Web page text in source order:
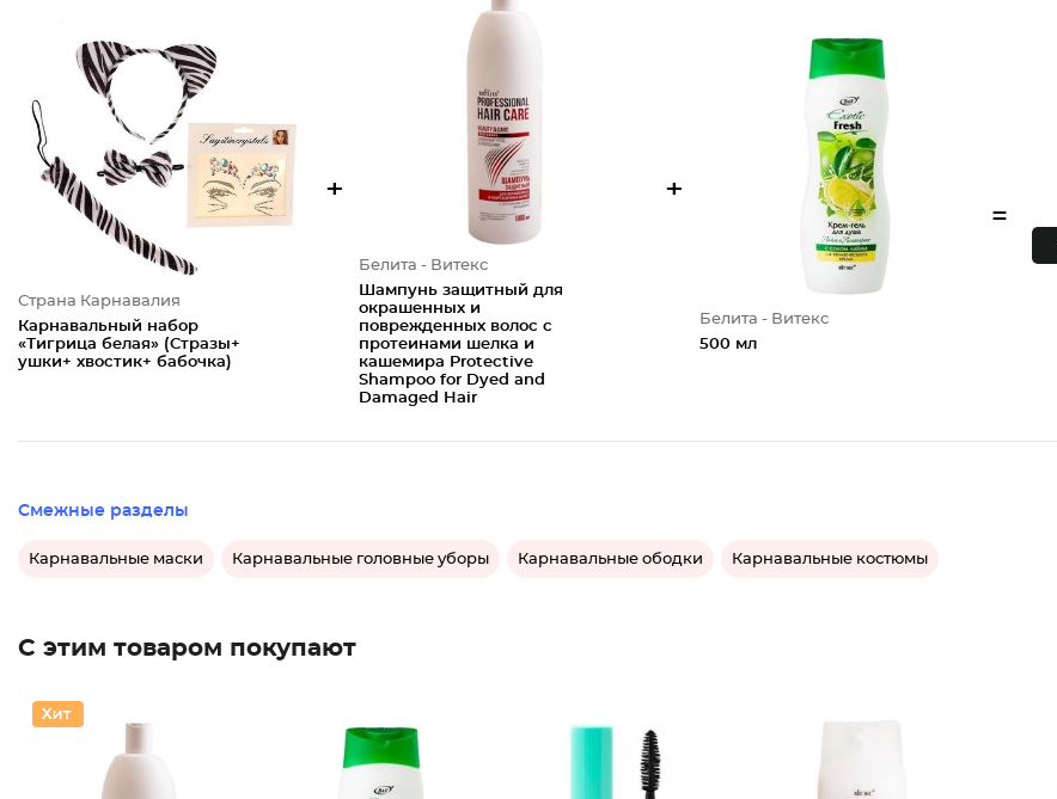
Страна Карнавалия
Карнавальный набор
«Тигрица белая» (Стразы+
ушки+ хвостик+ бабочка)
+
Белита - Витекс
Шампунь защитный для
окрашенных и
поврежденных волос с
протеинами шелка и
кашемира Protective
Shampoo for Dyed and
Damaged Hair
+
Белита - Витекс
500 мл
=
Смежные разделы
Карнавальные маски Карнавальные головные уборы Карнавальные ободки Карнавальные костюмы
С этим товаром покупают